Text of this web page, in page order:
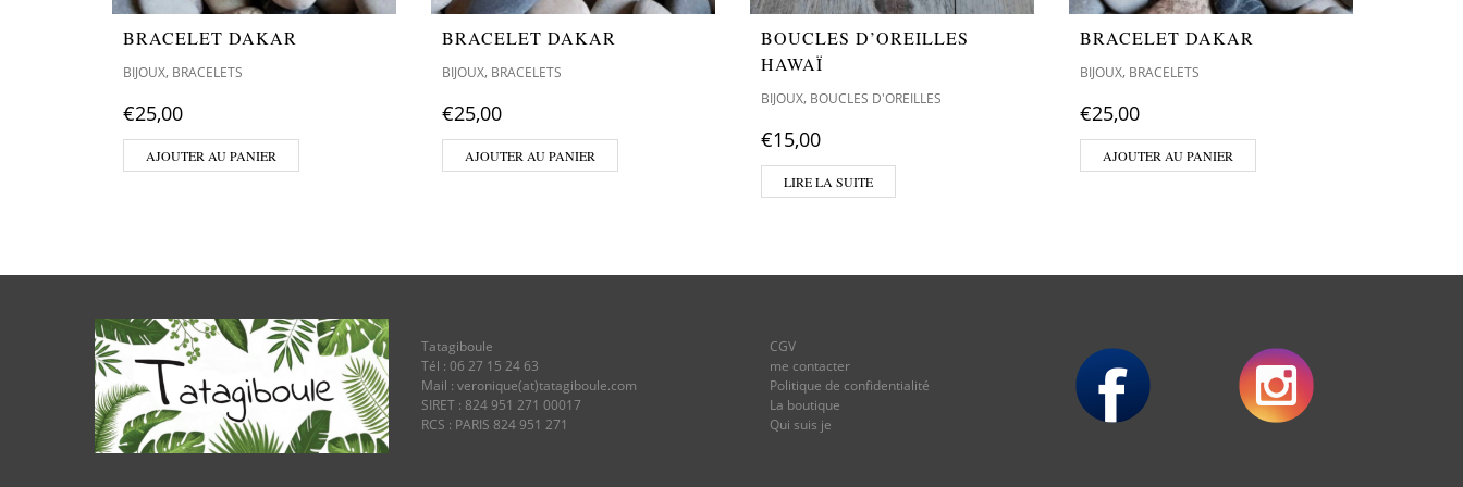
BRACELET DAKAR
BIJOUX, BRACELETS
€25,00
AJOUTER AU PANIER
BRACELET DAKAR
BIJOUX, BRACELETS
€25,00
AJOUTER AU PANIER
BOUCLES D’OREILLES
HAWAÏ
BIJOUX, BOUCLES D'OREILLES
€15,00
LIRE LA SUITE
BRACELET DAKAR
BIJOUX, BRACELETS
€25,00
AJOUTER AU PANIER
Tatagiboule
Tél : 06 27 15 24 63
Mail : veronique(at)tatagiboule.com
SIRET : 824 951 271 00017
RCS : PARIS 824 951 271
CGV
me contacter
Politique de confidentialité
La boutique
Qui suis je